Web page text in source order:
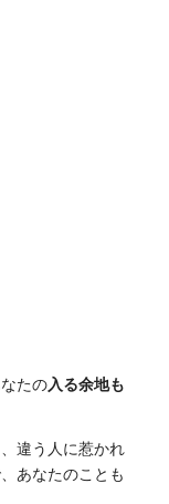
たの入る余地も
違う人に惹かれ
あなたのことも